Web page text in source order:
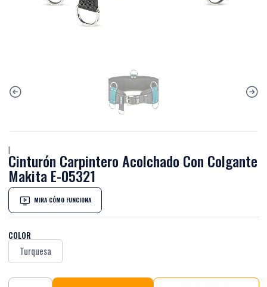
|
Cinturón Carpintero Acolchado Con Colgante
Makita E-05321
MIRA CÓMO FUNCIONA
COLOR
Turquesa